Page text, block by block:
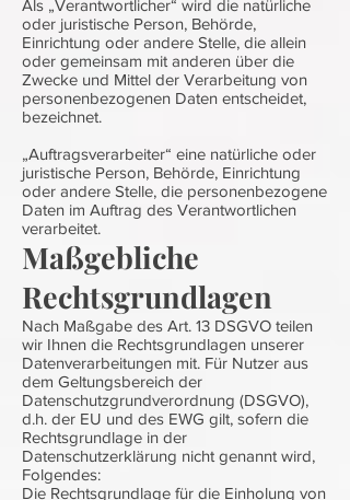
Als „Verantwortlicher“ wird die natürliche
oder juristische Person, Behörde,
Einrichtung oder andere Stelle, die allein
oder gemeinsam mit anderen über die
Zwecke und Mittel der Verarbeitung von
personenbezogenen Daten entscheidet,
bezeichnet.
„Auftragsverarbeiter“ eine natürliche oder
juristische Person, Behörde, Einrichtung
oder andere Stelle, die personenbezogene
Daten im Auftrag des Verantwortlichen
verarbeitet.
Maßgebliche
Rechtsgrundlagen
Nach Maßgabe des Art. 13 DSGVO teilen
wir Ihnen die Rechtsgrundlagen unserer
Datenverarbeitungen mit. Für Nutzer aus
dem Geltungsbereich der
Datenschutzgrundverordnung (DSGVO),
d.h. der EU und des EWG gilt, sofern die
Rechtsgrundlage in der
Datenschutzerklärung nicht genannt wird,
Folgendes:
Die Rechtsgrundlage für die Einholung von